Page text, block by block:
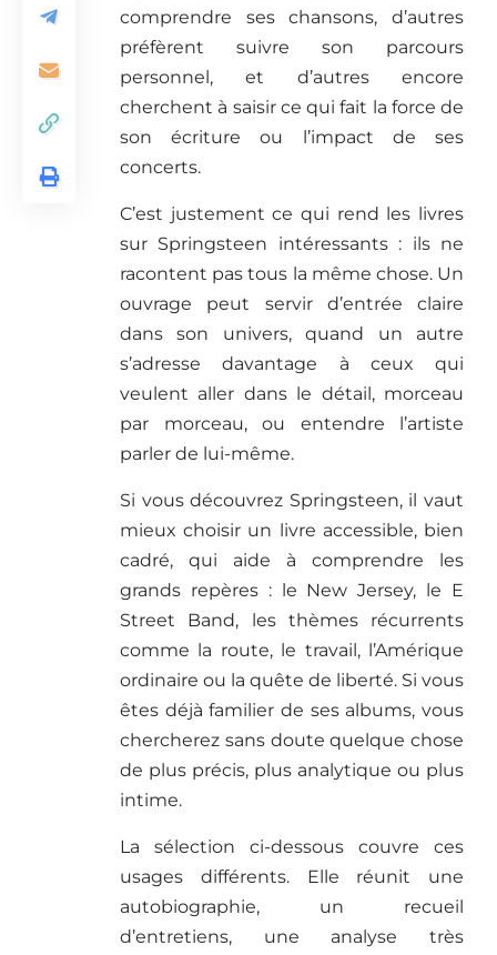
comprendre ses chansons, d’autres
préfèrent suivre son parcours
personnel, et d’autres encore
cherchent à saisir ce qui fait la force de
son écriture ou l’impact de ses
concerts.
C’est justement ce qui rend les livres
sur Springsteen intéressants : ils ne
racontent pas tous la même chose. Un
ouvrage peut servir d’entrée claire
dans son univers, quand un autre
s’adresse davantage à ceux qui
veulent aller dans le détail, morceau
par morceau, ou entendre l’artiste
parler de lui-même.
Si vous découvrez Springsteen, il vaut
mieux choisir un livre accessible, bien
cadré, qui aide à comprendre les
grands repères : le New Jersey, le E
Street Band, les thèmes récurrents
comme la route, le travail, l’Amérique
ordinaire ou la quête de liberté. Si vous
êtes déjà familier de ses albums, vous
chercherez sans doute quelque chose
de plus précis, plus analytique ou plus
intime.
La sélection ci-dessous couvre ces
usages différents. Elle réunit une
autobiographie, un recueil
d’entretiens, une analyse très